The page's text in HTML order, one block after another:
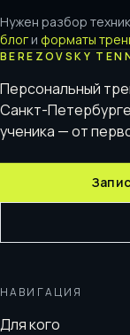
Нужен разбор
блог и форматы
BEREZOVSKY
Персональный
Санкт-
ученика — от
НАВИГАЦИЯ
Для кого